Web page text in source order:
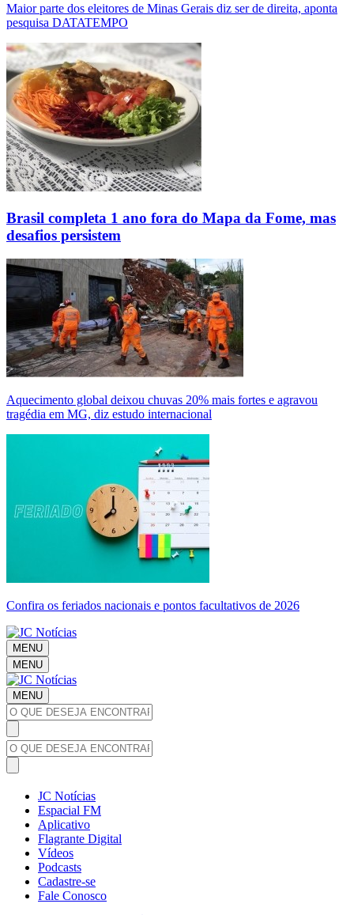
Maior parte dos eleitores de Minas Gerais diz ser de direita, aponta
pesquisa DATATEMPO
Brasil completa 1 ano fora do Mapa da Fome, mas
desafios persistem
Aquecimento global deixou chuvas 20% mais fortes e agravou
tragédia em MG, diz estudo internacional
Confira os feriados nacionais e pontos facultativos de 2026
MENU
MENU
MENU
JC Notícias
Espacial FM
Aplicativo
Flagrante Digital
Vídeos
Podcasts
Cadastre-se
Fale Conosco